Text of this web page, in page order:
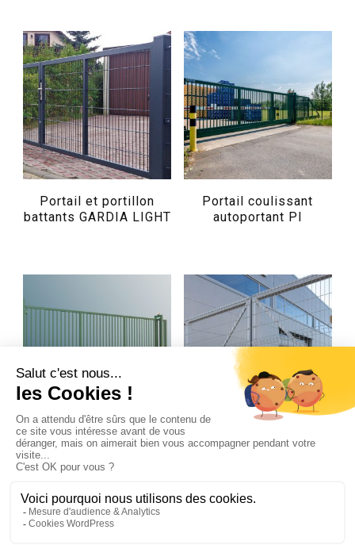
Portail et portillon
battants GARDIA LIGHT
Portail coulissant
autoportant PI
Portail coulissant sur
rail WI
Portail et portillon